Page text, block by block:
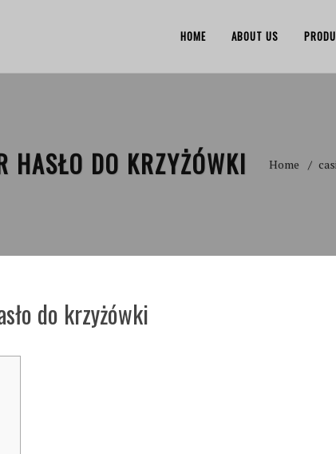
HOME ABOUT US
HASŁO DO KRZYŻÓWKI Home
do krzyżówki